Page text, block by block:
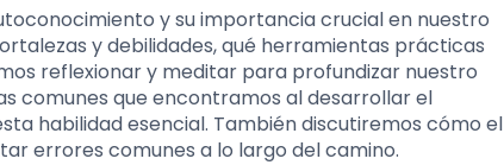
y su importancia crucial en nuestro
y debilidades, qué herramientas prácticas
reflexionar y meditar para profundizar nuestro
comunes que encontramos al desarrollar el
habilidad esencial. También discutiremos cómo el
errores comunes a lo largo del camino.